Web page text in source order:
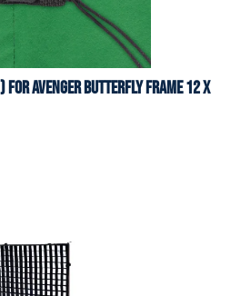
Avenger Butterfly Frame 12 x